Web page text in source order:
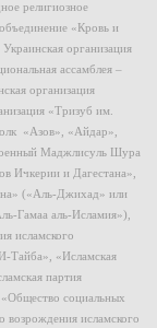
религиозное
«Кровь и
организация
ассамблея –
организация
«Тризуб им.
«Азов», «Айдар»,
Маджлисуль Шура
Ичкерии и Дагестана»,
(«Аль-Джихад» или
Гамаа аль-Исламия»),
исламского
Тайба», «Исламская
партия
социальных
исламского